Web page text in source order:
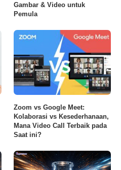
Gambar & Video untuk
Pemula
Zoom vs Google Meet:
Kolaborasi vs Kesederhanaan,
Mana Video Call Terbaik pada
Saat ini?